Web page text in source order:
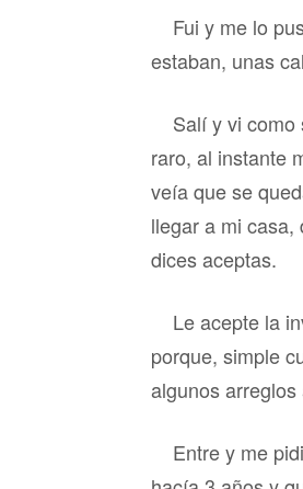
Fui y me lo
estaban, unas
Salí y vi como
raro, al instante
veía que se
llegar a mi
dices aceptas.
Le acepte la
porque, simple
algunos
Entre y me